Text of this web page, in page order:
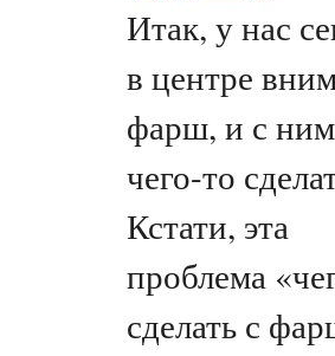
Итак, у нас
в центре
фарш, и с
чего-то
Кстати, эта
проблема
сделать с